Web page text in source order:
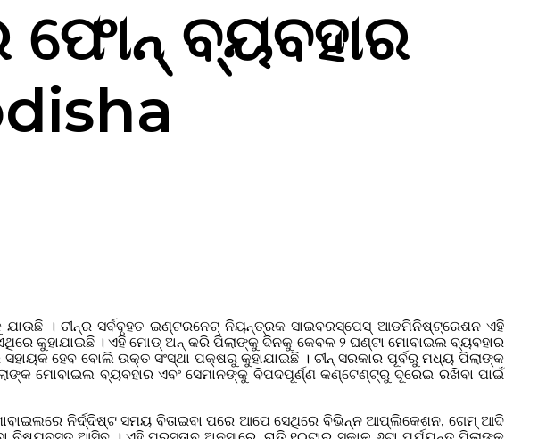
ଫୋନ୍ ବ୍ୟବହାର
। ଚୀନ୍ର ସର୍ବବୃହତ ଇଣ୍ଟରନେଟ୍ ନିୟନ୍ତ୍ରକ ସାଇବରସ୍ପେସ୍ ଆଡମିନିଷ୍ଟ୍ରେଶନ ଏହି
କୁହାଯାଇଛି । ଏହି ମୋଡ୍ ଅନ୍ କରି ପିଲାଙ୍କୁ ଦିନକୁ କେବଳ ୨ ଘଣ୍ଟା ମୋବାଇଲ ବ୍ୟବହାର
ହେବ ବୋଲି ଉକ୍ତ ସଂସ୍ଥା ପକ୍ଷରୁ କୁହାଯାଇଛି । ଚୀନ୍ ସରକାର ପୂର୍ବରୁ ମଧ୍ୟ ପିଲାଙ୍କ
ମୋବାଇଲ ବ୍ୟବହାର ଏବଂ ସେମାନଙ୍କୁ ବିପଦପୂର୍ଣ୍ଣ କଣ୍ଟେଣ୍ଟ୍ରୁ ଦୂରେଇ ରଖିବା ପାଇଁ
ନିର୍ଦ୍ଦିଷ୍ଟ ସମୟ ବିତାଇବା ପରେ ଆପେ ସେଥିରେ ବିଭିନ୍ନ ଆପ୍ଲିକେଶନ, ଗେମ୍ ଆଦି